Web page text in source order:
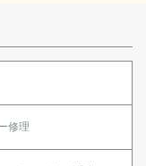
修理